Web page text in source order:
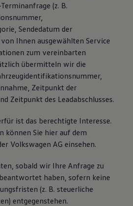
(z. B.
Sendedatum der
Ihnen ausgewählten Service
zum vereinbarten
übermitteln wir die
Zeitpunkt der
Zeitpunkt des Leadabschlusses.
ist das berechtigte Interesse.
Sie hier auf dem
Volkswagen AG einsehen.
sobald wir Ihre Anfrage zu
haben, sofern keine
(z. B. steuerliche
entgegenstehen.